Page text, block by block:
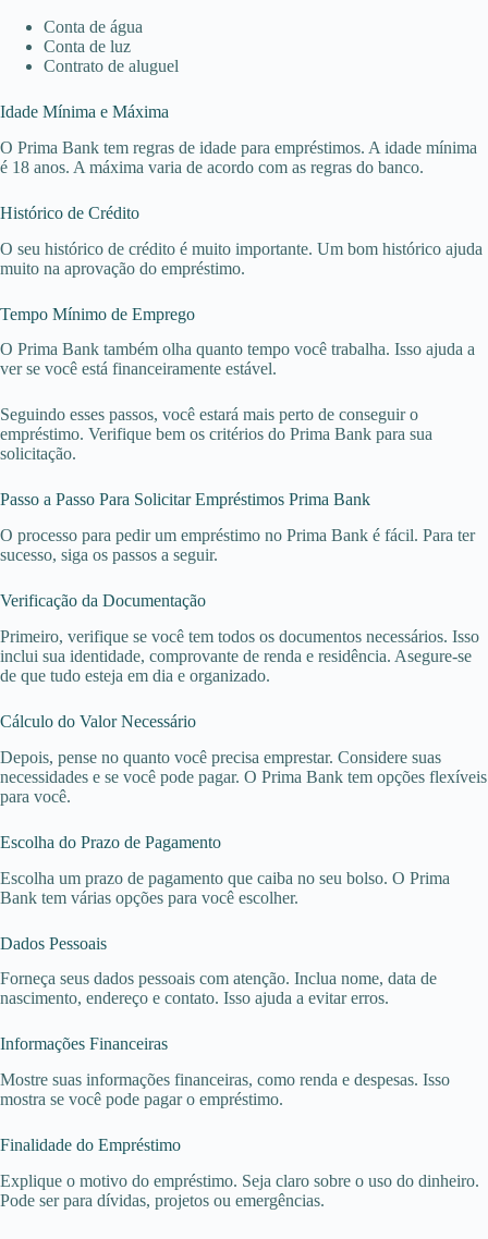
Conta de água
Conta de luz
Contrato de aluguel
Idade Mínima e Máxima
O Prima Bank tem regras de idade para empréstimos. A idade mínima
é 18 anos. A máxima varia de acordo com as regras do banco.
Histórico de Crédito
O seu histórico de crédito é muito importante. Um bom histórico ajuda
muito na aprovação do empréstimo.
Tempo Mínimo de Emprego
O Prima Bank também olha quanto tempo você trabalha. Isso ajuda a
ver se você está financeiramente estável.
Seguindo esses passos, você estará mais perto de conseguir o
empréstimo. Verifique bem os critérios do Prima Bank para sua
solicitação.
Passo a Passo Para Solicitar Empréstimos Prima Bank
O processo para pedir um empréstimo no Prima Bank é fácil. Para ter
sucesso, siga os passos a seguir.
Verificação da Documentação
Primeiro, verifique se você tem todos os documentos necessários. Isso
inclui sua identidade, comprovante de renda e residência. Asegure-se
de que tudo esteja em dia e organizado.
Cálculo do Valor Necessário
Depois, pense no quanto você precisa emprestar. Considere suas
necessidades e se você pode pagar. O Prima Bank tem opções flexíveis
para você.
Escolha do Prazo de Pagamento
Escolha um prazo de pagamento que caiba no seu bolso. O Prima
Bank tem várias opções para você escolher.
Dados Pessoais
Forneça seus dados pessoais com atenção. Inclua nome, data de
nascimento, endereço e contato. Isso ajuda a evitar erros.
Informações Financeiras
Mostre suas informações financeiras, como renda e despesas. Isso
mostra se você pode pagar o empréstimo.
Finalidade do Empréstimo
Explique o motivo do empréstimo. Seja claro sobre o uso do dinheiro.
Pode ser para dívidas, projetos ou emergências.